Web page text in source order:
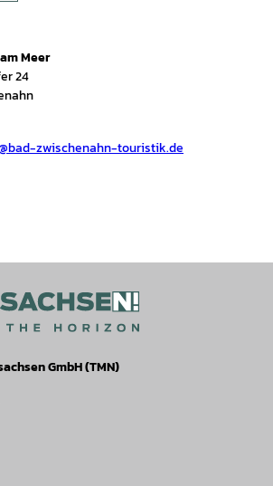
Meer
24
zwischenahn-touristik.de
GmbH (TMN)